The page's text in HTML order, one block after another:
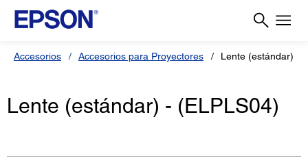
Accesorios Accesorios para Proyectores Lente (estándar) -
Lente (estándar) - (ELPLS04)